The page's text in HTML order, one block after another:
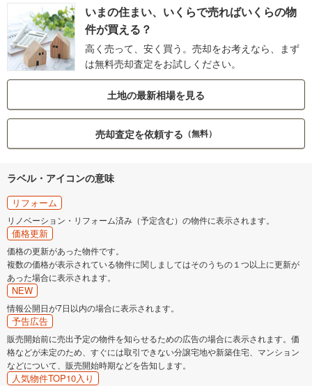
いまの住まい、いくらで売ればいくらの物
件が買える？
高く売って、安く買う。売却をお考えなら、まず
は無料売却査定をお試しください。
土地の最新相場を見る
売却査定を依頼する （無料）
ラベル・アイコンの意味
リフォーム
リノベーション・リフォーム済み（予定含む）の物件に表示されます。
価格更新
価格の更新があった物件です。
複数の価格が表示されている物件に関しましてはそのうちの１つ以上に更新が
あった場合に表示されます。
NEW
情報公開日が7日以内の場合に表示されます。
予告広告
販売開始前に売出予定の物件を知らせるための広告の場合に表示されます。価
格などが未定のため、すぐには取引できない分譲宅地や新築住宅、マンション
などについて、販売開始時期などを告知します。
人気物件TOP10入り